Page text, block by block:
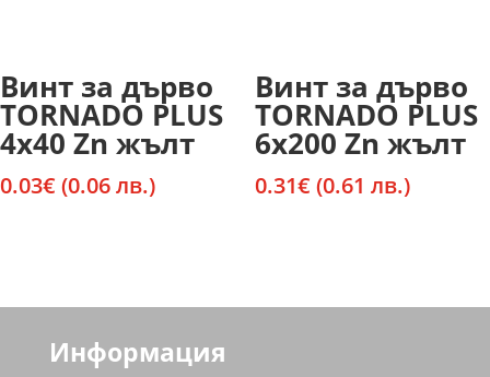
Винт за дърво
TORNADO PLUS
4х40 Zn жълт
0.03€ (0.06 лв.)
Винт за дърво
TORNADO PLUS
6х200 Zn жълт
0.31€ (0.61 лв.)
Информация